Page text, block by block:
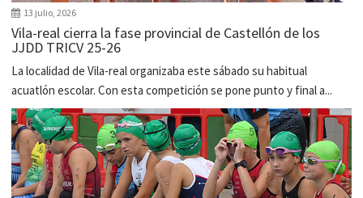
13 julio, 2026
Vila-real cierra la fase provincial de Castellón de los
JJDD TRICV 25-26
La localidad de Vila-real organizaba este sábado su habitual
acuatlón escolar. Con esta competición se pone punto y final a...